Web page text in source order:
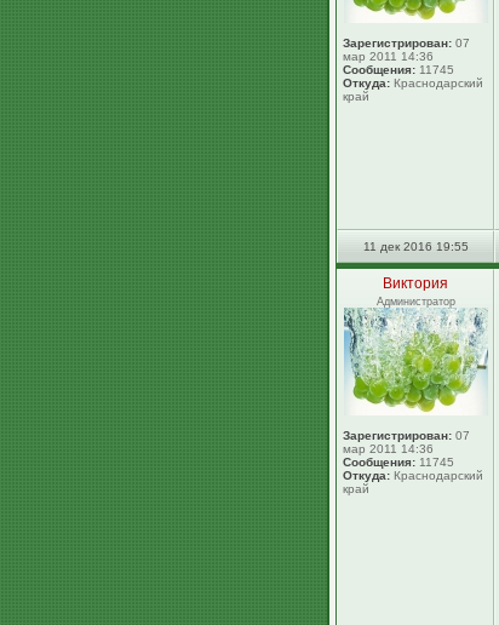
Зарегистрирован: 07
мар 2011 14:36
Сообщения: 11745
Откуда: Краснодарский
край
11 дек 2016 19:55
Виктория
Администратор
Зарегистрирован: 07
мар 2011 14:36
Сообщения: 11745
Откуда: Краснодарский
край